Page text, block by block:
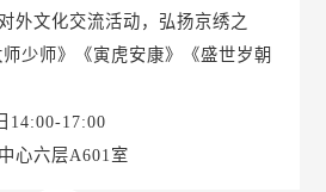
外文化交流活动，弘扬京绣之
少师》《寅虎安康》《盛世岁朝
14:00-17:00
心六层A601室